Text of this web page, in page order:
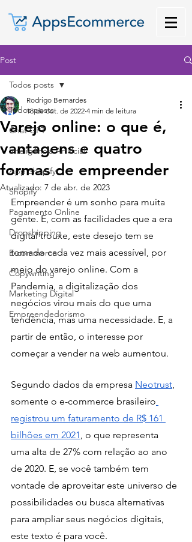
Post
Todos posts
Chat GPT
Inteligência Artificial
App Shopify
Shopify
Pagamento Online
Dropshipping
E-commerce
Copywriting
Marketing Digital
Empreendedorismo
Todos posts
Varejo online: o que é,
vantagens e quatro
formas de empreender
Rodrigo Bernardes
18 de out. de 2022 4 min de leitura
Atualizado: 7 de abr. de 2023
Empreender é um sonho para muita
gente. E, com as facilidades que a era
digital trouxe, este desejo tem se
tornado cada vez mais acessível, por
meio do varejo online. Com a
Pandemia, a digitalização dos
negócios virou mais do que uma
tendência, mas uma necessidade. E, a
partir de então, o interesse por
começar a vender na web aumentou.
Segundo dados da empresa Neotrust,
somente o e-commerce brasileiro
registrou um faturamento de R$ 161
bilhões em 2021, o que representa
uma alta de 27% com relação ao ano
de 2020. E, se você também tem
vontade de aproveitar este universo de
possibilidades ou busca alternativas
para ampliar seus negócios digitais,
este texto é para você.